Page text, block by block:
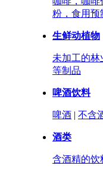
粉，食用预
生鲜动植物
未加工的林
等制品
啤酒饮料
啤酒 | 不含
酒类
含酒精的饮